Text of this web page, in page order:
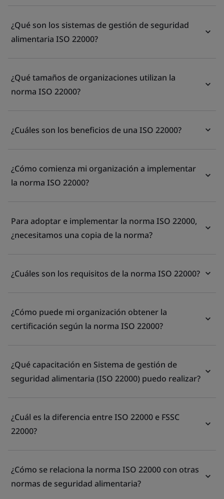
¿Qué son los sistemas de gestión de seguridad
alimentaria ISO 22000?
¿Qué tamaños de organizaciones utilizan la
norma ISO 22000?
¿Cuáles son los beneficios de una ISO 22000?
¿Cómo comienza mi organización a implementar
la norma ISO 22000?
Para adoptar e implementar la norma ISO 22000,
¿necesitamos una copia de la norma?
¿Cuáles son los requisitos de la norma ISO 22000?
¿Cómo puede mi organización obtener la
certificación según la norma ISO 22000?
¿Qué capacitación en Sistema de gestión de
seguridad alimentaria (ISO 22000) puedo realizar?
¿Cuál es la diferencia entre ISO 22000 e FSSC
22000?
¿Cómo se relaciona la norma ISO 22000 con otras
normas de seguridad alimentaria?